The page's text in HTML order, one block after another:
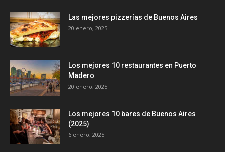
Las mejores pizzerías de Buenos Aires
20 enero, 2025
Los mejores 10 restaurantes en Puerto
Madero
20 enero, 2025
Los mejores 10 bares de Buenos Aires
(2025)
6 enero, 2025